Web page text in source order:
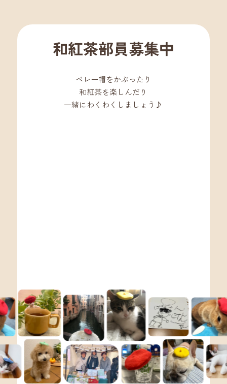
和紅茶部員募集中
ベレー帽をかぶったり
和紅茶を楽しんだり
一緒にわくわくしましょう♪